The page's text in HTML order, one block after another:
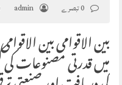
admin
بین الاقوامی بین
میں قدرتی مصنوعات کی